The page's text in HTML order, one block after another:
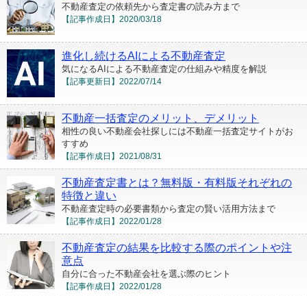
不動産査定の依頼先から査定書の読み方まで
【記事作成日】 2020/03/18
進化し続けるAIによる不動産査定
気になるAIによる不動産査定の仕組みや精度を解説
【記事更新日】 2022/07/14
不動産一括査定のメリット、デメリット
相性の良い不動産会社探しには不動産一括査定サイトがお
すすめ
【記事作成日】 2021/08/31
不動産査定書とは？無料版・有料版それぞれの
特徴と違い
不動産査定時の必要書類から査定の賢い活用方法まで
【記事作成日】 2022/01/28
不動産査定の結果を比較する際のポイントや注
意点
自分に合った不動産会社を選ぶ際のヒント
【記事作成日】 2022/01/28